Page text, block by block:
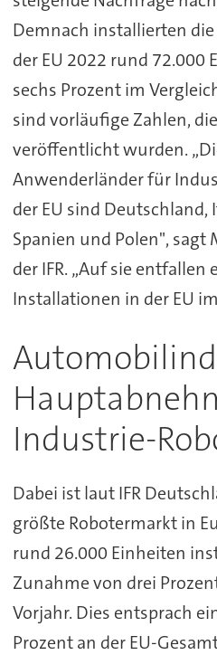
Demnach installierten
der EU 2022 rund 72.000
sechs Prozent im
sind vorläufige Zahlen,
veröffentlicht wurden.
Anwenderländer für
der EU sind Deutschland,
Spanien und Polen", sagt
der IFR. „Auf sie
Installationen in der EU
Industrie-
Dabei ist laut IFR
größte Robotermarkt in
rund 26.000 Einheiten
Zunahme von drei
Vorjahr. Dies entsprach
Prozent an der EU-